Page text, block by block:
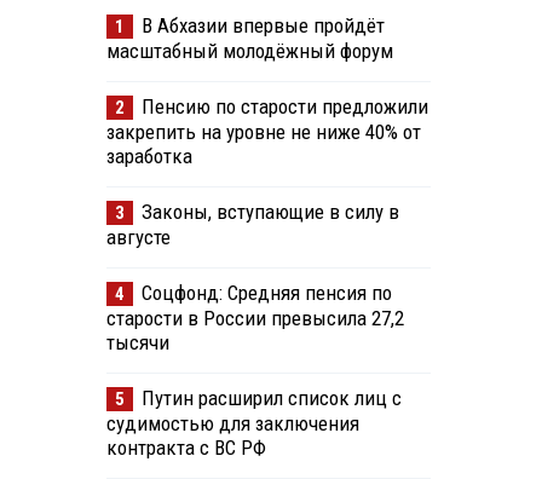
1
В Абхазии впервые пройдёт
масштабный молодёжный форум
2
Пенсию по старости предложили
закрепить на уровне не ниже 40% от
заработка
3
Законы, вступающие в силу в
августе
4
Соцфонд: Средняя пенсия по
старости в России превысила 27,2
тысячи
5
Путин расширил список лиц с
судимостью для заключения
контракта с ВС РФ